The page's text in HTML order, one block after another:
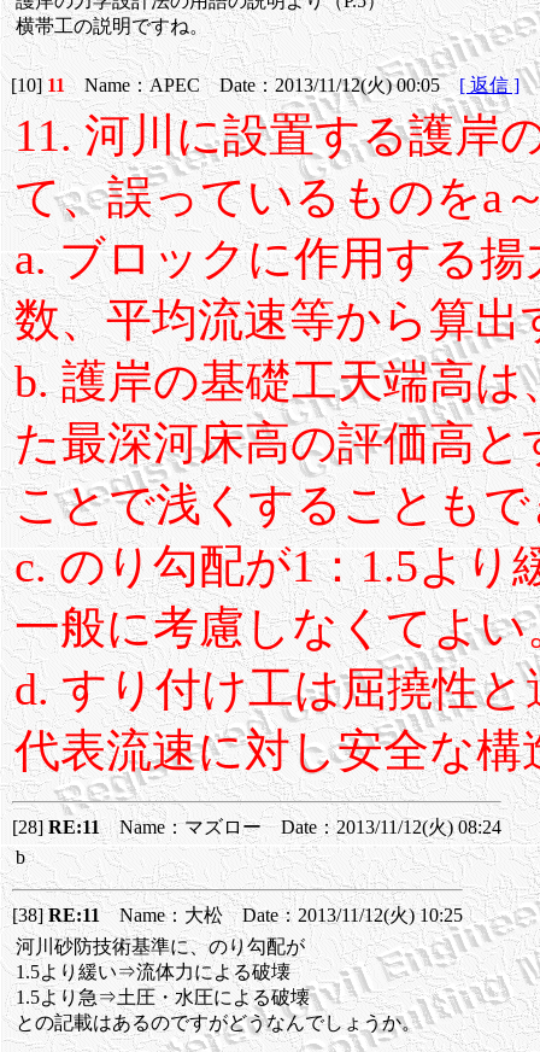
横帯工の説明ですね。
[10] 11Name：APEC Date：2013/11/12(火) 00:05[ 返信 ]
11. 河川に設置する護岸
て、誤っているものをa
a. ブロックに作用する
数、平均流速等から算出
b. 護岸の基礎工天端高
た最深河床高の評価高
ことで浅くすることも
c. のり勾配が1：1.5よ
一般に考慮しなくてよい
d. すり付け工は屈撓性
代表流速に対し安全な構
[28]RE:11Name：マズロー Date：2013/11/12(火) 08:24
b
[38]RE:11Name：大松 Date：2013/11/12(火) 10:25
河川砂防技術基準に、のり勾配が
1.5より緩い⇒流体力による破壊
1.5より急⇒土圧・水圧による破壊
との記載はあるのですがどうなんでしょうか。